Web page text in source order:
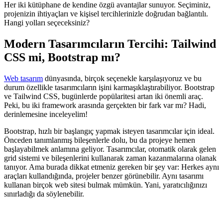
Her iki kütüphane de kendine özgü avantajlar sunuyor. Seçiminiz,
projenizin ihtiyaçları ve kişisel tercihlerinizle doğrudan bağlantılı.
Hangi yolları seçeceksiniz?
Modern Tasarımcıların Tercihi: Tailwind
CSS mi, Bootstrap mı?
Web tasarım dünyasında, birçok seçenekle karşılaşıyoruz ve bu
durum özellikle tasarımcıların işini karmaşıklaştırabiliyor. Bootstrap
ve Tailwind CSS, bugünlerde popülaritesi artan iki önemli araç.
Peki, bu iki framework arasında gerçekten bir fark var mı? Hadi,
derinlemesine inceleyelim!
Bootstrap, hızlı bir başlangıç yapmak isteyen tasarımcılar için ideal.
Önceden tanımlanmış bileşenlerle dolu, bu da projeye hemen
başlayabilmek anlamına geliyor. Tasarımcılar, otomatik olarak gelen
grid sistemi ve bileşenlerini kullanarak zaman kazanmalarına olanak
tanıyor. Ama burada dikkat etmeniz gereken bir şey var: Herkes aynı
araçları kullandığında, projeler benzer görünebilir. Aynı tasarımı
kullanan birçok web sitesi bulmak mümkün. Yani, yaratıcılığınızı
sınırladığı da söylenebilir.